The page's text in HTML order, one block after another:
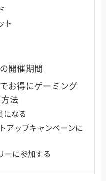
ト
開催期間
お得にゲーミング
法
になる
アップキャンペーンに
ーに参加する